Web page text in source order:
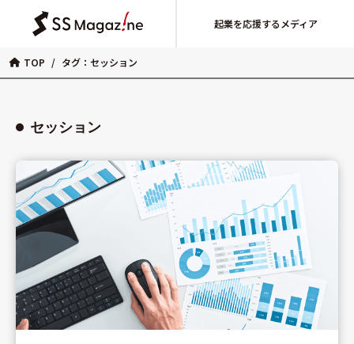
起業を応援するメディア
TOP / タグ：セッション
セッション